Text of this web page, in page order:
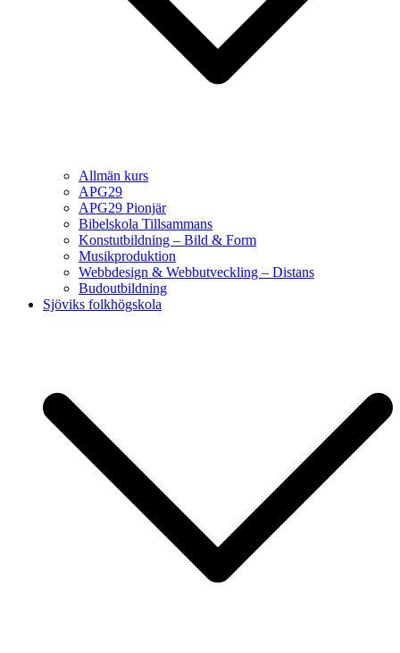
Allmän kurs
APG29
APG29 Pionjär
Bibelskola Tillsammans
Konstutbildning – Bild & Form
Musikproduktion
Webbdesign & Webbutveckling – Distans
Budoutbildning
Sjöviks folkhögskola